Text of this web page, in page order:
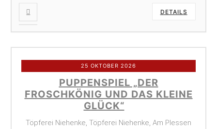
DETAILS
25 OKTOBER 2026
PUPPENSPIEL „DER
FROSCHKÖNIG UND DAS KLEINE
GLÜCK“
Töpferei Niehenke, Töpferei Niehenke, Am Plessen